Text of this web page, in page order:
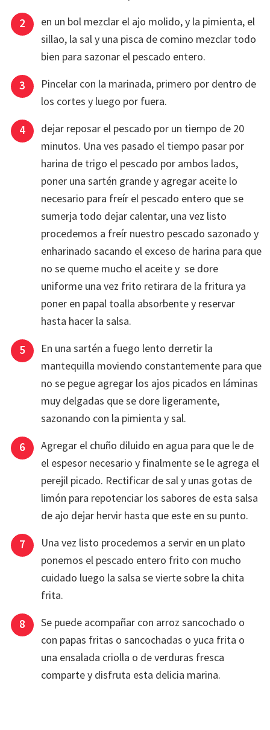
en un bol mezclar el ajo molido, y la pimienta, el
sillao, la sal y una pisca de comino mezclar todo
bien para sazonar el pescado entero.
Pincelar con la marinada, primero por dentro de
los cortes y luego por fuera.
dejar reposar el pescado por un tiempo de 20
minutos. Una ves pasado el tiempo pasar por
harina de trigo el pescado por ambos lados,
poner una sartén grande y agregar aceite lo
necesario para freír el pescado entero que se
sumerja todo dejar calentar, una vez listo
procedemos a freír nuestro pescado sazonado y
enharinado sacando el exceso de harina para que
no se queme mucho el aceite y se dore
uniforme una vez frito retirara de la fritura ya
poner en papal toalla absorbente y reservar
hasta hacer la salsa.
En una sartén a fuego lento derretir la
mantequilla moviendo constantemente para que
no se pegue agregar los ajos picados en láminas
muy delgadas que se dore ligeramente,
sazonando con la pimienta y sal.
Agregar el chuño diluido en agua para que le de
el espesor necesario y finalmente se le agrega el
perejil picado. Rectificar de sal y unas gotas de
limón para repotenciar los sabores de esta salsa
de ajo dejar hervir hasta que este en su punto.
Una vez listo procedemos a servir en un plato
ponemos el pescado entero frito con mucho
cuidado luego la salsa se vierte sobre la chita
frita.
Se puede acompañar con arroz sancochado o
con papas fritas o sancochadas o yuca frita o
una ensalada criolla o de verduras fresca
comparte y disfruta esta delicia marina.